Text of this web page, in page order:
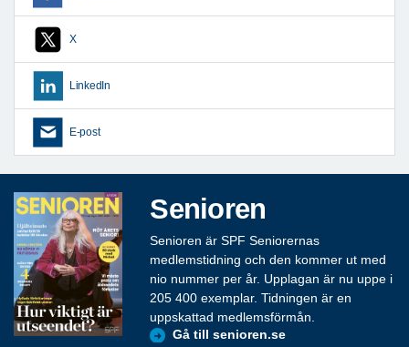
X
LinkedIn
E-post
Senioren
Senioren är SPF Seniorernas
medlemstidning och den kommer ut med
nio nummer per år. Upplagan är nu uppe i
205 400 exemplar. Tidningen är en
uppskattad medlemsförmån.
Gå till senioren.se